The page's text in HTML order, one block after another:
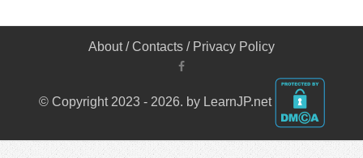
About/Contacts / Privacy Policy
© Copyright 2023 - 2026. by LearnJP.net